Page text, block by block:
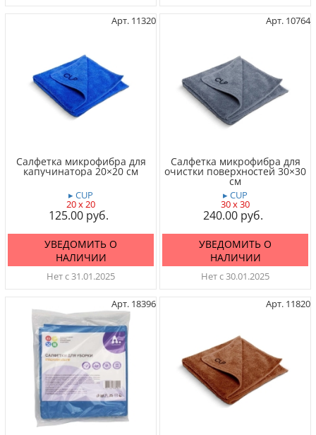
Арт. 11320
Салфетка микрофибра для
капучинатора 20×20 см
▸ CUP
20 x 20
125.00
УВЕДОМИТЬ О
НАЛИЧИИ
Нет с 31.01.2025
Арт. 10764
Салфетка микрофибра для
очистки поверхностей 30×30
см
▸ CUP
30 x 30
240.00
УВЕДОМИТЬ О
НАЛИЧИИ
Нет с 30.01.2025
Арт. 18396 Арт. 11820